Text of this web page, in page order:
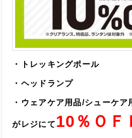
・トレッキングポール
・ヘッドランプ
・ウェアケア用品/シューケア
がレジにて 10％ＯＦ